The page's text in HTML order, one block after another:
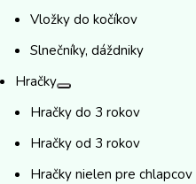
Vložky do kočíkov
Slnečníky, dáždniky
Hračky
Hračky do 3 rokov
Hračky od 3 rokov
Hračky nielen pre chlapcov